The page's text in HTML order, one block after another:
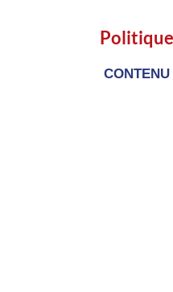
Politique